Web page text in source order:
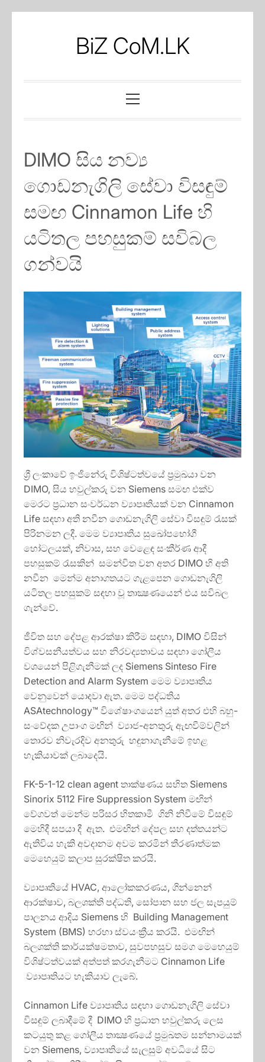
BiZ CoM.LK
Menu
DIMO සිය නව්‍ය
ගොඩනැගිලි සේවා විසඳුම්
සමඟ Cinnamon Life හි
යටිතල පහසුකම් සවිබල
ගන්වයි
ශ්‍රී ලංකාවේ ඉංජිනේරු විශිෂ්ටත්වයේ ප්‍රමුඛයා වන
DIMO, සිය හවුල්කරු වන Siemens සමඟ එක්ව
මෙරට ප්‍රධාන සංවර්ධන ව්‍යාපෘතියක් වන Cinnamon
Life සඳහා අති නවීන ගොඩනැගිලි සේවා විසඳුම් රැසක්
පිරිනමන ලදී. මෙම ව්‍යාපෘතිය සුඛෝපභෝගී
හෝටලයක්, නිවාස, සහ වෙළෙඳ සංකීර්ණ ආදී
පහසුකම් රැසකින් සමන්විත වන අතර DIMO හි අති
නවීන මෙන්ම අනාගතයට ගැළපෙන ගොඩනැගිලි
යටිතල පහසුකම් සඳහා වූ තාක්‍ෂණයෙන් එය සවිබල
ගැන්වේ.
ජීවිත සහ දේපළ ආරක්ෂා කිරීම සඳහා, DIMO විසින්
විශ්වසනීයත්වය සහ නිරවද්‍යතාවය සඳහා ගෝලීය
වශයෙන් පිළිගැනීමක් ලද Siemens Sinteso Fire
Detection and Alarm System මෙම ව්‍යාපෘතිය
වෙනුවෙන් යොදවා ඇත. මෙම පද්ධතිය
ASAtechnology™ විශේෂාංගයෙන් යුත් අතර එහි බහු-
සංවේදක උපාංග මඟින් ව්‍යාජ-අනතුරු ඇඟවීම්වලින්
තොරව නිවැරදිව අනතුරු හඳුනාගැනීමේ ඉහළ
හැකියාවක් ලබාදෙයි.
FK-5-1-12 clean agent තාක්ෂණය සහිත Siemens
Sinorix 5112 Fire Suppression System මඟින්
වේගවත් මෙන්ම පරිසර හිතකාමී ගිනි නිවීමේ විසඳුම්
මෙහිදී සපයා දී ඇත. එමඟින් දේපල සහ දත්තයන්ට
ඇතිවිය හැකි අවදානම අවම කරමින් තීරණාත්මක
මෙහෙයුම් කලාප සුරක්ෂිත කරයි.
ව්‍යාපෘතියේ HVAC, ආලෝකකරණය, ගින්නෙන්
ආරක්ෂාව, බලශක්ති පද්ධති, සෝපාන සහ ජල සැපයුම්
පාලනය ආදිය Siemens හි Building Management
System (BMS) හරහා ස්වයංක්‍රීය කරයි. එමඟින්
බලශක්ති කාර්යක්ෂමතාව, සුවපහසුව සමග මෙහෙයුම්
විශිෂ්ටත්වයක් අත්පත් කරගැනීමට Cinnamon Life
ව්‍යාපෘතියට හැකියාව ලැබේ.
Cinnamon Life ව්‍යාපෘතිය සඳහා ගොඩනැගිලි සේවා
විසඳුම් ලබාදීමේ දී DIMO හි ප්‍රධාන හවුල්කරු ලෙස
කටයුතු කළ ගෝලීය තාක්‍ෂණයේ ප්‍රමුඛතම සන්නාමයක්
වන Siemens, ව්‍යාපෘතියේ සැලසුම් අවධියේ සිට